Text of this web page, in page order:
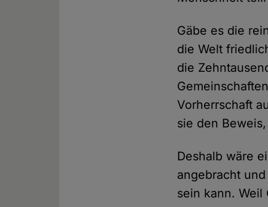
Gäbe es die
die Welt
die
Vorherrschaft
sie den
Deshalb wäre
angebracht
sein kann. Weil